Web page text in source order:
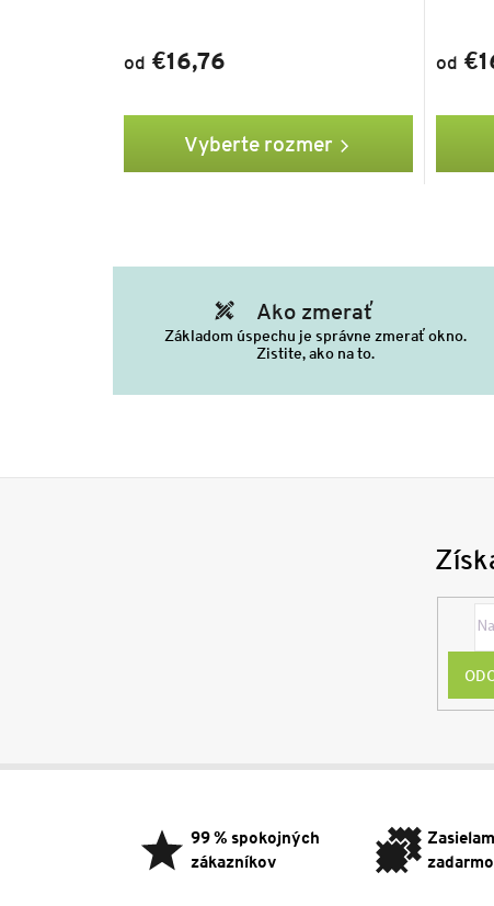
od €16,76
Vyberte rozmer
od
Ako zmerať
Základom úspechu je správne zmerať okno.
Zistite, ako na to.
99 % spokojných
zákazníkov
zadarmo